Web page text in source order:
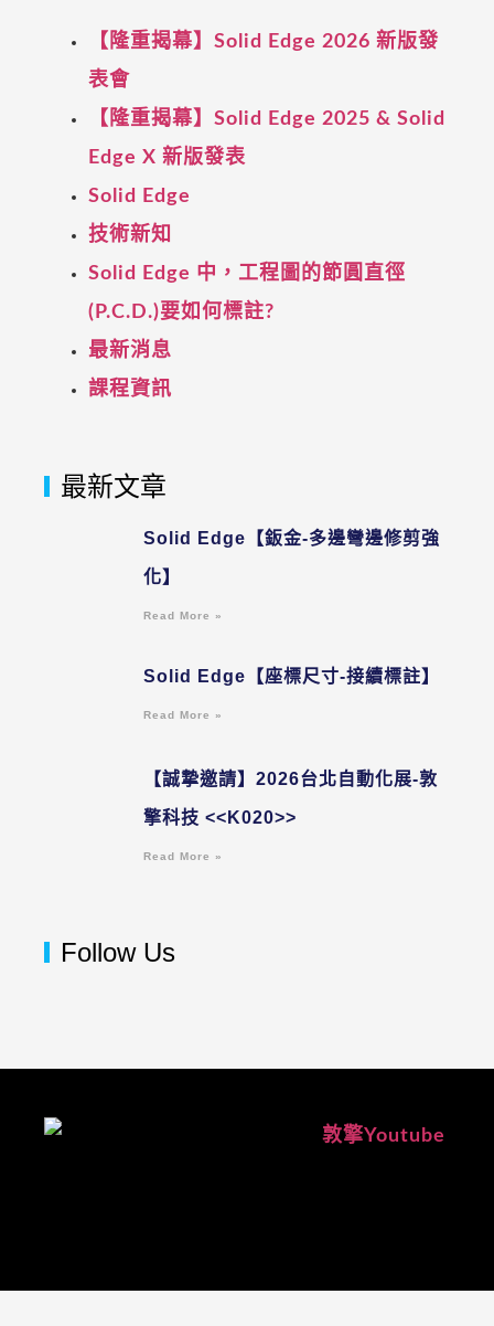
【隆重揭幕】Solid Edge 2026 新版發
表會
【隆重揭幕】Solid Edge 2025 & Solid
Edge X 新版發表
Solid Edge
技術新知
Solid Edge 中，工程圖的節圓直徑
(P.C.D.)要如何標註?
最新消息
課程資訊
最新文章
Solid Edge【鈑金-多邊彎邊修剪強
化】
Read More »
Solid Edge【座標尺寸-接續標註】
Read More »
【誠摯邀請】2026台北自動化展-敦
擎科技 <<K020>>
Read More »
Follow Us